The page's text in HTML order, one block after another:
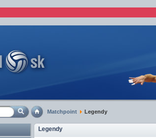
Matchpoint Legendy
Legendy